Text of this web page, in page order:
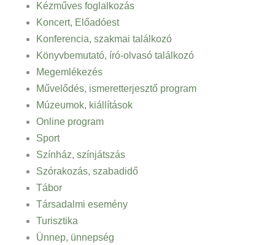
Kézműves foglalkozás
Koncert, Előadóest
Konferencia, szakmai találkozó
Könyvbemutató, író-olvasó találkozó
Megemlékezés
Művelődés, ismeretterjesztő program
Múzeumok, kiállítások
Online program
Sport
Színház, színjátszás
Szórakozás, szabadidő
Tábor
Társadalmi esemény
Turisztika
Ünnep, ünnepség